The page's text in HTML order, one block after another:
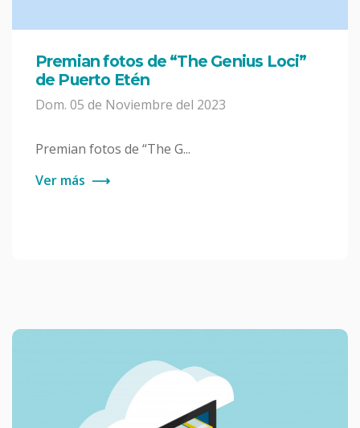
Premian fotos de “The Genius Loci”
de Puerto Etén
Dom. 05 de Noviembre del 2023
Premian fotos de “The G...
Ver más ⟶